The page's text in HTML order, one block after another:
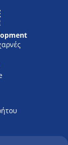
και να